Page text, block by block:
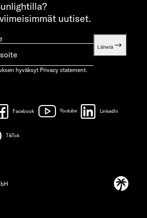
uutiset.
Lähetä
hyväksyt Privacy statement.
Facebook Youtube LinkedIn
TikTok